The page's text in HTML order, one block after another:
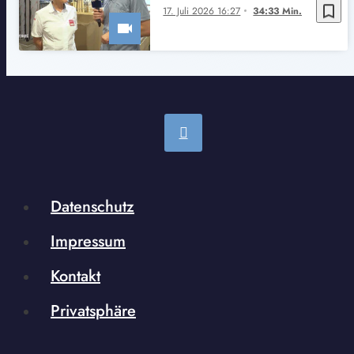
bookmark_border
17. Juli 2026 16:27 34:33 Min.
Datenschutz
Impressum
Kontakt
Privatsphäre